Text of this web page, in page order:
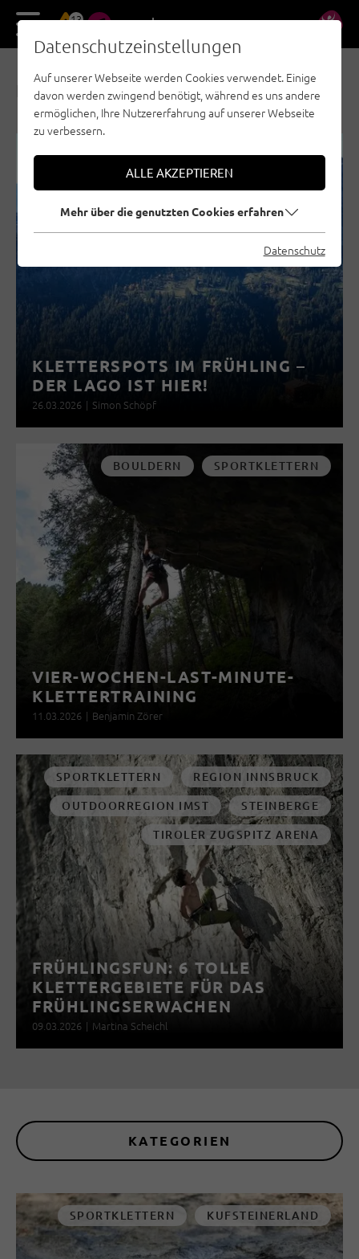
13 DE EN
NEWS & AKTUELLES
REGION SEEFELD - TIROLS HOCHPLATEAU
STEINBERGE
ÖTZTAL
KLETTERSPOTS IM FRÜHLING –
DER LAGO IST HIER!
26.03.2026 | Simon Schöpf
BOULDERN SPORTKLETTERN
VIER-WOCHEN-LAST-MINUTE-
KLETTERTRAINING
11.03.2026 | Benjamin Zörer
SPORTKLETTERN
REGION INNSBRUCK
OUTDOORREGION IMST
STEINBERGE
TIROLER ZUGSPITZ ARENA
FRÜHLINGSFUN: 6 TOLLE
KLETTERGEBIETE FÜR DAS
FRÜHLINGSERWACHEN
09.03.2026 | Martina Scheichl
KATEGORIEN
SPORTKLETTERN KUFSTEINERLAND
Datenschutzeinstellungen
Auf unserer Webseite werden Cookies verwendet. Einige
davon werden zwingend benötigt, während es uns andere
ermöglichen, Ihre Nutzererfahrung auf unserer Webseite
zu verbessern.
ALLE AKZEPTIEREN
Mehr über die genutzten Cookies erfahren
Datenschutz